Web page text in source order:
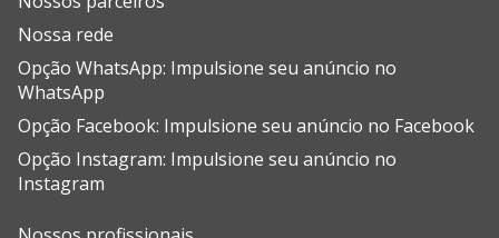
Nossa rede
Opção WhatsApp: Impulsione seu anúncio no
WhatsApp
Opção Facebook: Impulsione seu anúncio no Facebook
Opção Instagram: Impulsione seu anúncio no
Instagram